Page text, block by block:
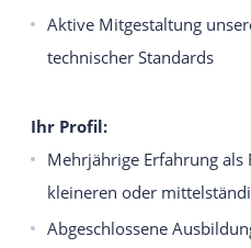
Aktive Mitgestaltung
technischer Standards
Ihr Profil:
Mehrjährige Erfahrung als
kleineren oder
Abgeschlossene